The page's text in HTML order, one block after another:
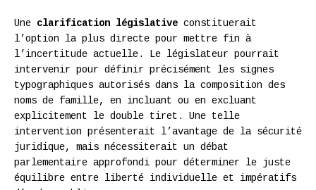
Une clarification législative constituerait
l’option la plus directe pour mettre fin à
l’incertitude actuelle. Le législateur pourrait
intervenir pour définir précisément les signes
typographiques autorisés dans la composition des
noms de famille, en incluant ou en excluant
explicitement le double tiret. Une telle
intervention présenterait l’avantage de la sécurité
juridique, mais nécessiterait un débat
parlementaire approfondi pour déterminer le juste
équilibre entre liberté individuelle et impératifs